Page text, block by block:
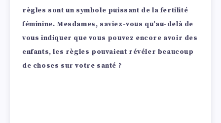
règles sont un symbole puissant de la fertilité
féminine. Mesdames, saviez-vous qu’au-delà de
vous indiquer que vous pouvez encore avoir des
enfants, les règles pouvaient révéler beaucoup
de choses sur votre santé ?